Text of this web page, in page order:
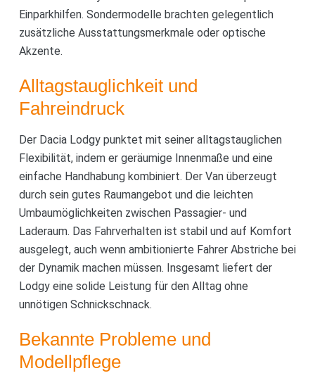
Einparkhilfen. Sondermodelle brachten gelegentlich
zusätzliche Ausstattungsmerkmale oder optische
Akzente.
Alltagstauglichkeit und
Fahreindruck
Der Dacia Lodgy punktet mit seiner alltagstauglichen
Flexibilität, indem er geräumige Innenmaße und eine
einfache Handhabung kombiniert. Der Van überzeugt
durch sein gutes Raumangebot und die leichten
Umbaumöglichkeiten zwischen Passagier- und
Laderaum. Das Fahrverhalten ist stabil und auf Komfort
ausgelegt, auch wenn ambitionierte Fahrer Abstriche bei
der Dynamik machen müssen. Insgesamt liefert der
Lodgy eine solide Leistung für den Alltag ohne
unnötigen Schnickschnack.
Bekannte Probleme und
Modellpflege